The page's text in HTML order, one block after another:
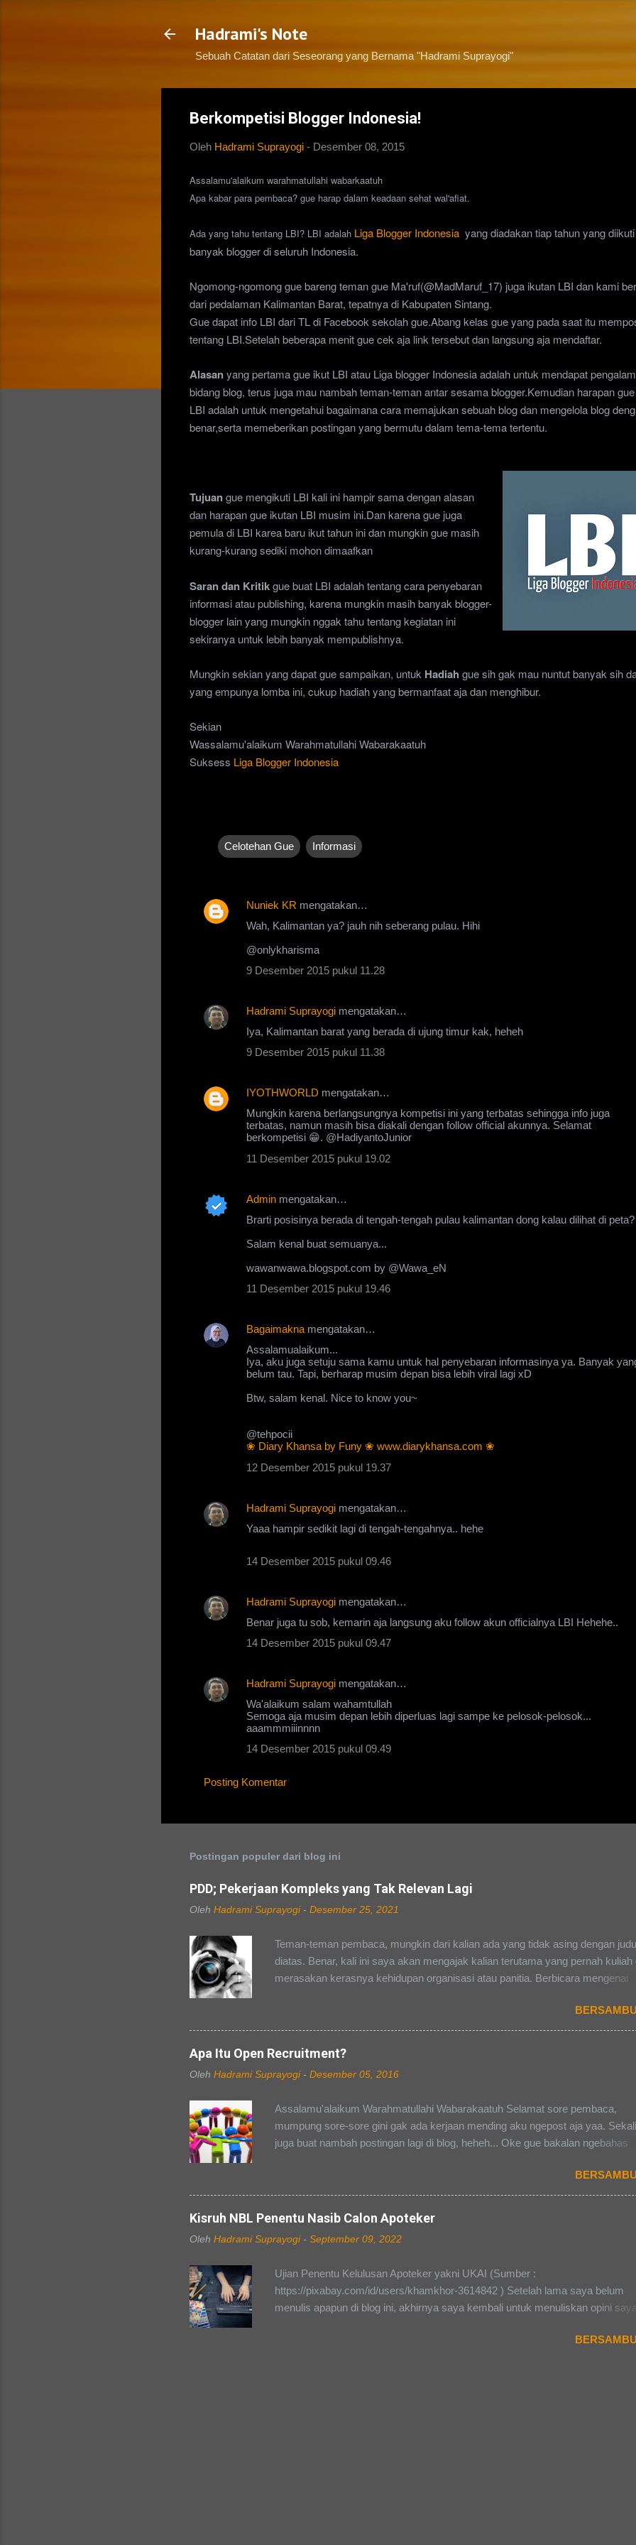
Hadrami's Note
Sebuah Catatan dari Seseorang yang Bernama "Hadrami Suprayogi"
Berkompetisi Blogger Indonesia!
Oleh Hadrami Suprayogi - Desember 08, 2015
Assalamu'alaikum warahmatullahi wabarkaatuh
Apa kabar para pembaca? gue harap dalam keadaan sehat wal'afiat.
Ada yang tahu tentang LBI? LBI adalah Liga Blogger Indonesia yang diadakan tiap tahun yang
banyak blogger di seluruh Indonesia.
Ngomong-ngomong gue bareng teman gue Ma'ruf(@MadMaruf _17) juga ikutan LBI dan kami
dari pedalaman Kalimantan Barat, tepatnya di Kabupaten Sintang.
Gue dapat info LBI dariTL di Facebook sekolah gue.Abang kelas gue yang pada saat itu
tentang LBI.Setelah beberapa menitgue cek aja link tersebut dan langsung aja mendaftar.
Alasanyang pertama gue ikut LBI atau Liga blogger Indonesia adalah untuk mendapat
bidang blog, terus juga mau nambah teman-teman antar sesama blogger.Kemudian harapan
LBI adalah untuk mengetahui bagaimana cara memajukan sebuah blog dan mengelola blog
benar,serta memeberikan postingan yang bermutu dalam tema-tema tertentu.
Tujuangue mengikuti LBI kali ini hampir sama dengan alasan
dan harapan gue ikutan LBI musim ini.Dan karena gue juga
pemula di LBI karea baru ikut tahun ini dan mungkin gue masih
kurang-kurang sediki mohon dimaafkan
Saran dan Kritikgue buat LBI adalah tentang cara penyebaran
informasi atau publishing, karena mungkin masih banyak blogger-
blogger lain yang mungkin nggak tahu tentang kegiatan ini
sekiranya untuk lebih banyak mempublishnya.
Mungkin sekian yang dapat gue sampaikan, untuk Hadiah gue sih gak mau nuntut banyak sih
yang empunya lomba ini, cukup hadiah yang bermanfaat aja dan menghibur.
Sekian
Wassalamu'alaikum Warahmatullahi Wabarakaatuh
Suksess Liga Blogger Indonesia
Celotehan Gue Informasi
K
t
a
Nuniek KR mengatakan…
Wah, Kalimantan ya? jauh nih seberang pulau. Hihi
@onlykharisma
9 Desember 2015 pukul 11.28
Hadrami Suprayogi mengatakan…
Iya, Kalimantan barat yang berada di ujung timur kak, heheh
9 Desember 2015 pukul 11.38
IYOTHWORLD mengatakan…
Mungkin karena berlangsungnya kompetisi ini yang terbatas sehingga info juga
terbatas, namun masih bisa diakali dengan follow official akunnya. Selamat
berkompetisi 😁. @HadiyantoJunior
11 Desember 2015 pukul 19.02
Admin mengatakan…
Brarti posisinya berada di tengah-tengah pulau kalimantan dong kalau dilihat di
Salam kenal buat semuanya...
wawanwawa.blogspot.com by @Wawa_eN
11 Desember 2015 pukul 19.46
Bagaimakna mengatakan…
Assalamualaikum...
Iya, aku juga setuju sama kamu untuk hal penyebaran informasinya ya. Banyak
belum tau. Tapi, berharap musim depan bisa lebih viral lagi xD
Btw, salam kenal. Nice to know you~
@tehpocii
❀ Diary Khansa by Funy ❀ www.diarykhansa.com ❀
12 Desember 2015 pukul 19.37
Hadrami Suprayogi mengatakan…
Yaaa hampir sedikit lagi di tengah-tengahnya.. hehe
14 Desember 2015 pukul 09.46
Hadrami Suprayogi mengatakan…
Benar juga tu sob, kemarin aja langsung aku follow akun officialnya LBI Hehehe..
14 Desember 2015 pukul 09.47
Hadrami Suprayogi mengatakan…
Wa'alaikum salam wahamtullah
Semoga aja musim depan lebih diperluas lagi sampe ke pelosok-pelosok...
aaammmiiinnnn
14 Desember 2015 pukul 09.49
Posting Komentar
Postingan populer dari blog ini
PDD; Pekerjaan Kompleks yang Tak Relevan Lagi
Oleh Hadrami Suprayogi - Desember 25, 2021
Teman-teman pembaca, mungkin dari kalian ada yang tidak asing dengan
diatas. Benar, kali ini saya akan mengajak kalian terutama yang pernah kuliah
merasakan kerasnya kehidupan organisasi atau panitia. Berbicara mengenai
masing, ada susah dalam hal pendanaan, ada yang susah dalam mengelola
anggota, dan ada yang mendapat pacar selama kepanitiaan (hal terakhir tidak
berlaku buat saya pribadi). Perasaan campur aduk yang kita rasakan selama
sampai akhir itu berjalan lancer dan sukses selama hari-H tanpa ada kurang
setiap kepanitiaan di kampus, yaitu divisi PDD atau Publikasi, Dekorasi, dan
Dokumentasi (Tiap kampus bisa beda-beda namanya, tergantung kampusnya
masing-masing). Well mendengar nama tersebut sepertinya divisi ini paling
Apa Itu Open Recruitment?
Oleh Hadrami Suprayogi - Desember 05, 2016
Assalamu'alaikum Warahmatullahi Wabarakaatuh Selamat sore pembaca,
mumpung sore-sore gini gak ada kerjaan mending aku ngepost aja yaa.
juga buat nambah postingan lagi di blog, heheh... Oke gue bakalan ngebahas
kebanggan tersendiri bagi teman-teman yang masih menyandang gelar
"MABA". Namun, berbeda dengan dunia sekolah dahulu, dunia kampus
fleksibel dan dapat disesuiakan dengan waktu yang dapat kita tentukan
hal-hal yang berbeda dari dunia sekolah dengan dunia kampus, yaitu
kepanitiaan.Aku bakalan ulik satu persatu dari sudut pandang gue dan
denganku. Pertama yaitu Organisasi. Organisasi di kampus itu lebih banyak,
dari tingkat fakultas hingga tingkat universitas. Mulai dari Dewan
Mahasiswa (DPM) , Lembaga Eksekutif Mah...
Kisruh NBL Penentu Nasib Calon Apoteker
Oleh Hadrami Suprayogi - September 09, 2022
Ujian Penentu Kelulusan Apoteker yakni UKAI (Sumber :
https://pixabay.com/id/users/khamkhor-3614842 ) Setelah lama saya belum
menulis apapun di blog ini, akhirnya saya kembali untuk menuliskan opini
tukar pendapat nanti di kolom komentar (bila tulisan ini rame). Beberapa